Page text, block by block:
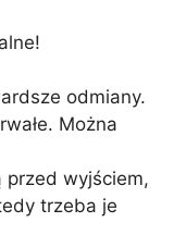
odmiany.
Można
przed wyjściem,
trzeba je